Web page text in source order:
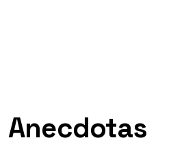
Anecdotas